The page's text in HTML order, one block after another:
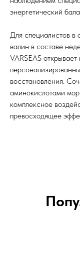
энергетический
Для специалистов в
валин в составе
VARSEAS
восстановления.
аминокислотами
комплексное
превосходящее